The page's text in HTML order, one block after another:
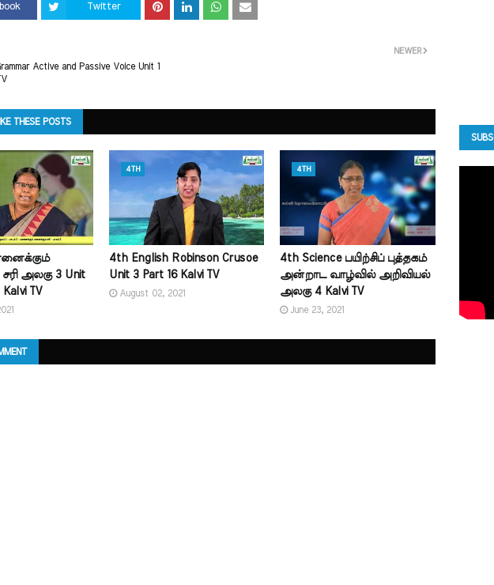
Twitter
NEWER
Active and Passive Voice Unit 1
THESE POSTS
அலகு 3 Unit
Kalvi TV
4TH
4th English Robinson Crusoe
Unit 3 Part 16 Kalvi TV
August 02, 2021
4TH
4th Science பயிற்சிப் புத்தகம்
அன்றாட வாழ்வில் அறிவியல்
அலகு 4 Kalvi TV
June 23, 2021